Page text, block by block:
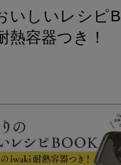
いしいレシピ
熱容器つき！